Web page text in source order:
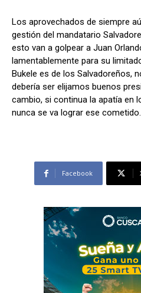
Los aprovechados de siempre
gestión del mandatario
esto van a golpear a Juan
lamentablemente para su
Bukele es de los Salvadoreños,
debería ser elijamos buenos
cambio, si continua la apatía en
nunca se va lograr ese cometido.
Facebook